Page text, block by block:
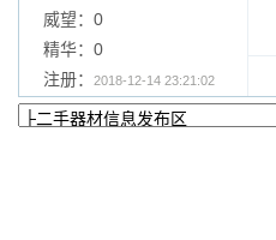
威望：0
精华：0
注册：
2018-12-14 23:21:02